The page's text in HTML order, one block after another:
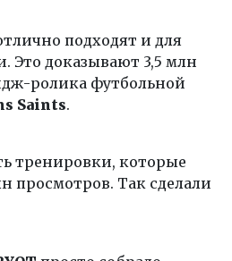
подходят и для
Это доказывают 3,5 млн
ролика футбольной
Saints.
тренировки, которые
просмотров. Так сделали